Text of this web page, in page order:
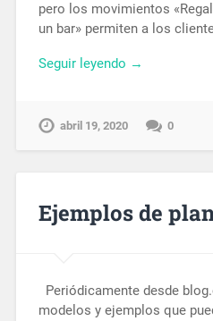
pero los movimientos
un bar» permiten a los
Seguir leyendo →
abril 19, 2020 0
Ejemplos de
Periódicamente desde
modelos y ejemplos que